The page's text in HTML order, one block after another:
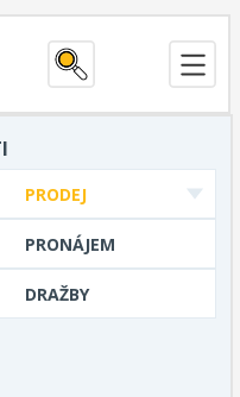
PRODEJ
PRONÁJEM
DRAŽBY